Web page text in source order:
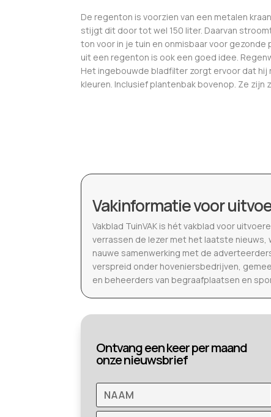
De regenton is voorzien van een metalen
stijgt dit door tot wel 150 liter. Daarvan
ton voor in je tuin en onmisbaar voor
uit een regenton is ook een goed idee.
Het ingebouwde bladfilter zorgt ervoor dat hij
kleuren. Inclusief plantenbak bovenop. Ze
Vakinformatie voor
Vakblad TuinVAK is hét vakblad voor
verrassen de lezer met het laatste
nauwe samenwerking met de
verspreid onder hoveniersbedrijven,
en beheerders van begraafplaatsen en
Ontvang een keer per maand
onze nieuwsbrief